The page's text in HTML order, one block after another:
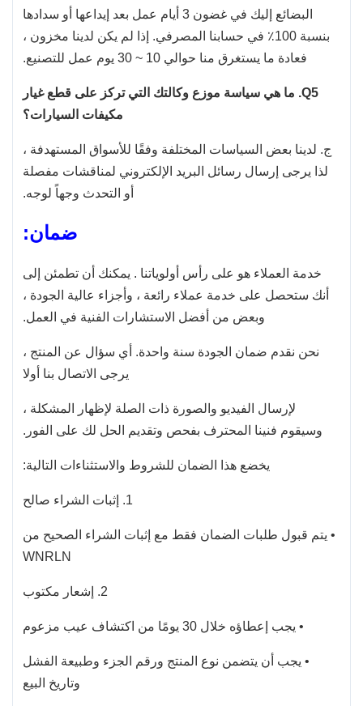
البضائع إليك في غضون 3 أيام عمل بعد إيداعها أو سدادها
بنسبة 100٪ في حسابنا المصرفي. إذا لم يكن لدينا مخزون ،
فعادة ما يستغرق منا حوالي 10 ~ 30 يوم عمل للتصنيع.
Q5. ما هي سياسة موزع وكالتك التي تركز على قطع غيار
مكيفات السيارات؟
ج. لدينا بعض السياسات المختلفة وفقًا للأسواق المستهدفة ،
لذا يرجى إرسال رسائل البريد الإلكتروني لمناقشات مفصلة
أو التحدث وجهاً لوجه.
ضمان:
خدمة العملاء هو على رأس أولوياتنا . يمكنك أن تطمئن إلى
أنك ستحصل على خدمة عملاء رائعة ، وأجزاء عالية الجودة ،
وبعض من أفضل الاستشارات الفنية في العمل.
نحن نقدم ضمان الجودة سنة واحدة. أي سؤال عن المنتج ،
يرجى الاتصال بنا أولا
لإرسال الفيديو والصورة ذات الصلة لإظهار المشكلة ،
وسيقوم فنينا المحترف بفحص وتقديم الحل لك على الفور.
يخضع هذا الضمان للشروط والاستثناءات التالية:
1. إثبات الشراء صالح
• يتم قبول طلبات الضمان فقط مع إثبات الشراء الصحيح من
WNRLN
2. إشعار مكتوب
• يجب إعطاؤه خلال 30 يومًا من اكتشاف عيب مزعوم
• يجب أن يتضمن نوع المنتج ورقم الجزء وطبيعة الفشل
وتاريخ البيع